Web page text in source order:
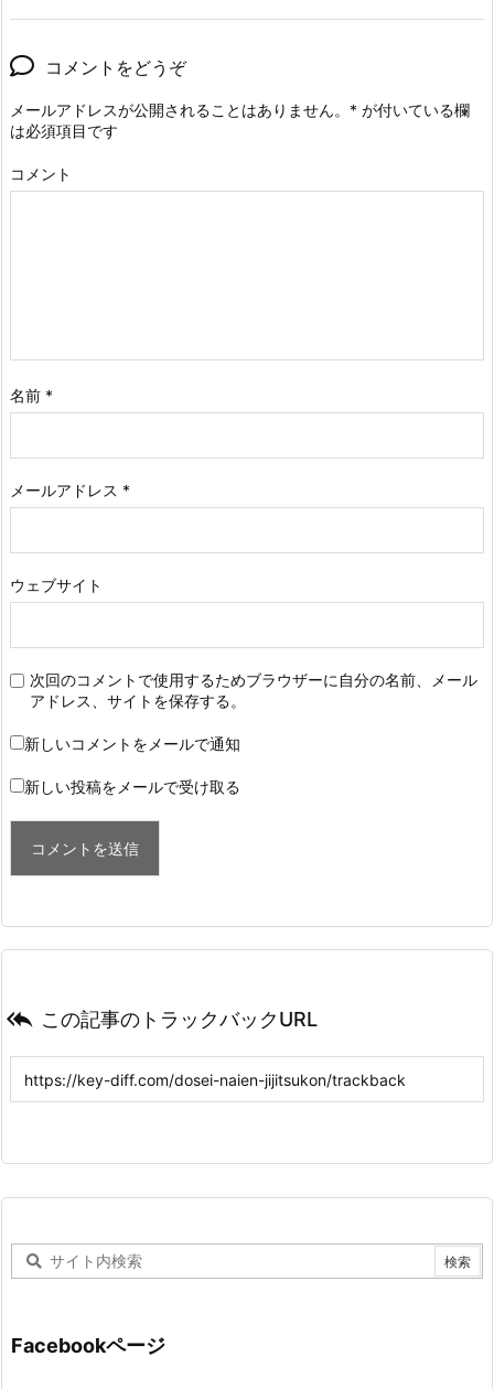
コメントをどうぞ
メールアドレスが公開されることはありません。 * が付いている欄
は必須項目です
コメント
名前 *
メールアドレス *
ウェブサイト
次回のコメントで使用するためブラウザーに自分の名前、メール
アドレス、サイトを保存する。
新しいコメントをメールで通知
新しい投稿をメールで受け取る
 この記事のトラックバックURL
Facebookページ